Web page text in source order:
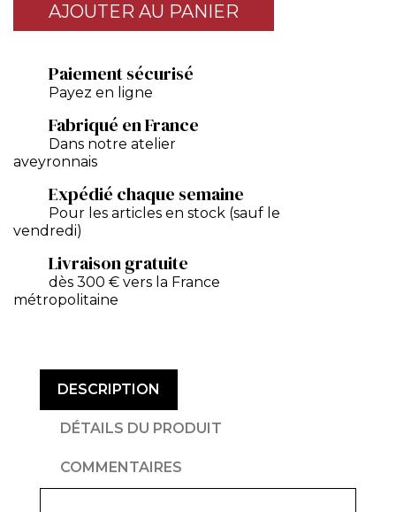
AJOUTER AU PANIER
Paiement sécurisé
Payez en ligne
Fabriqué en France
Dans notre atelier
aveyronnais
Expédié chaque semaine
Pour les articles en stock (sauf le
vendredi)
Livraison gratuite
dès 300 € vers la France
métropolitaine
DESCRIPTION
DÉTAILS DU PRODUIT
COMMENTAIRES